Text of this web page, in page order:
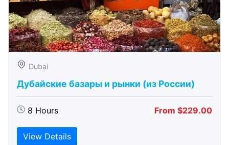
Dubai
Дубайские базары и рынки (из России)
8 Hours From $229.00
View Details